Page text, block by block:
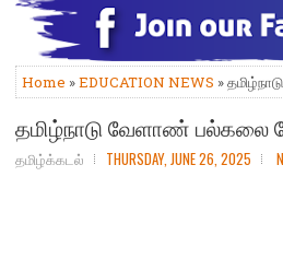
Home »EDUCATION NEWS »
தமிழ்நாடு வேளாண் பல்கலை
தமிழ்க்கடல் THURSDAY, JUNE 26, 2025